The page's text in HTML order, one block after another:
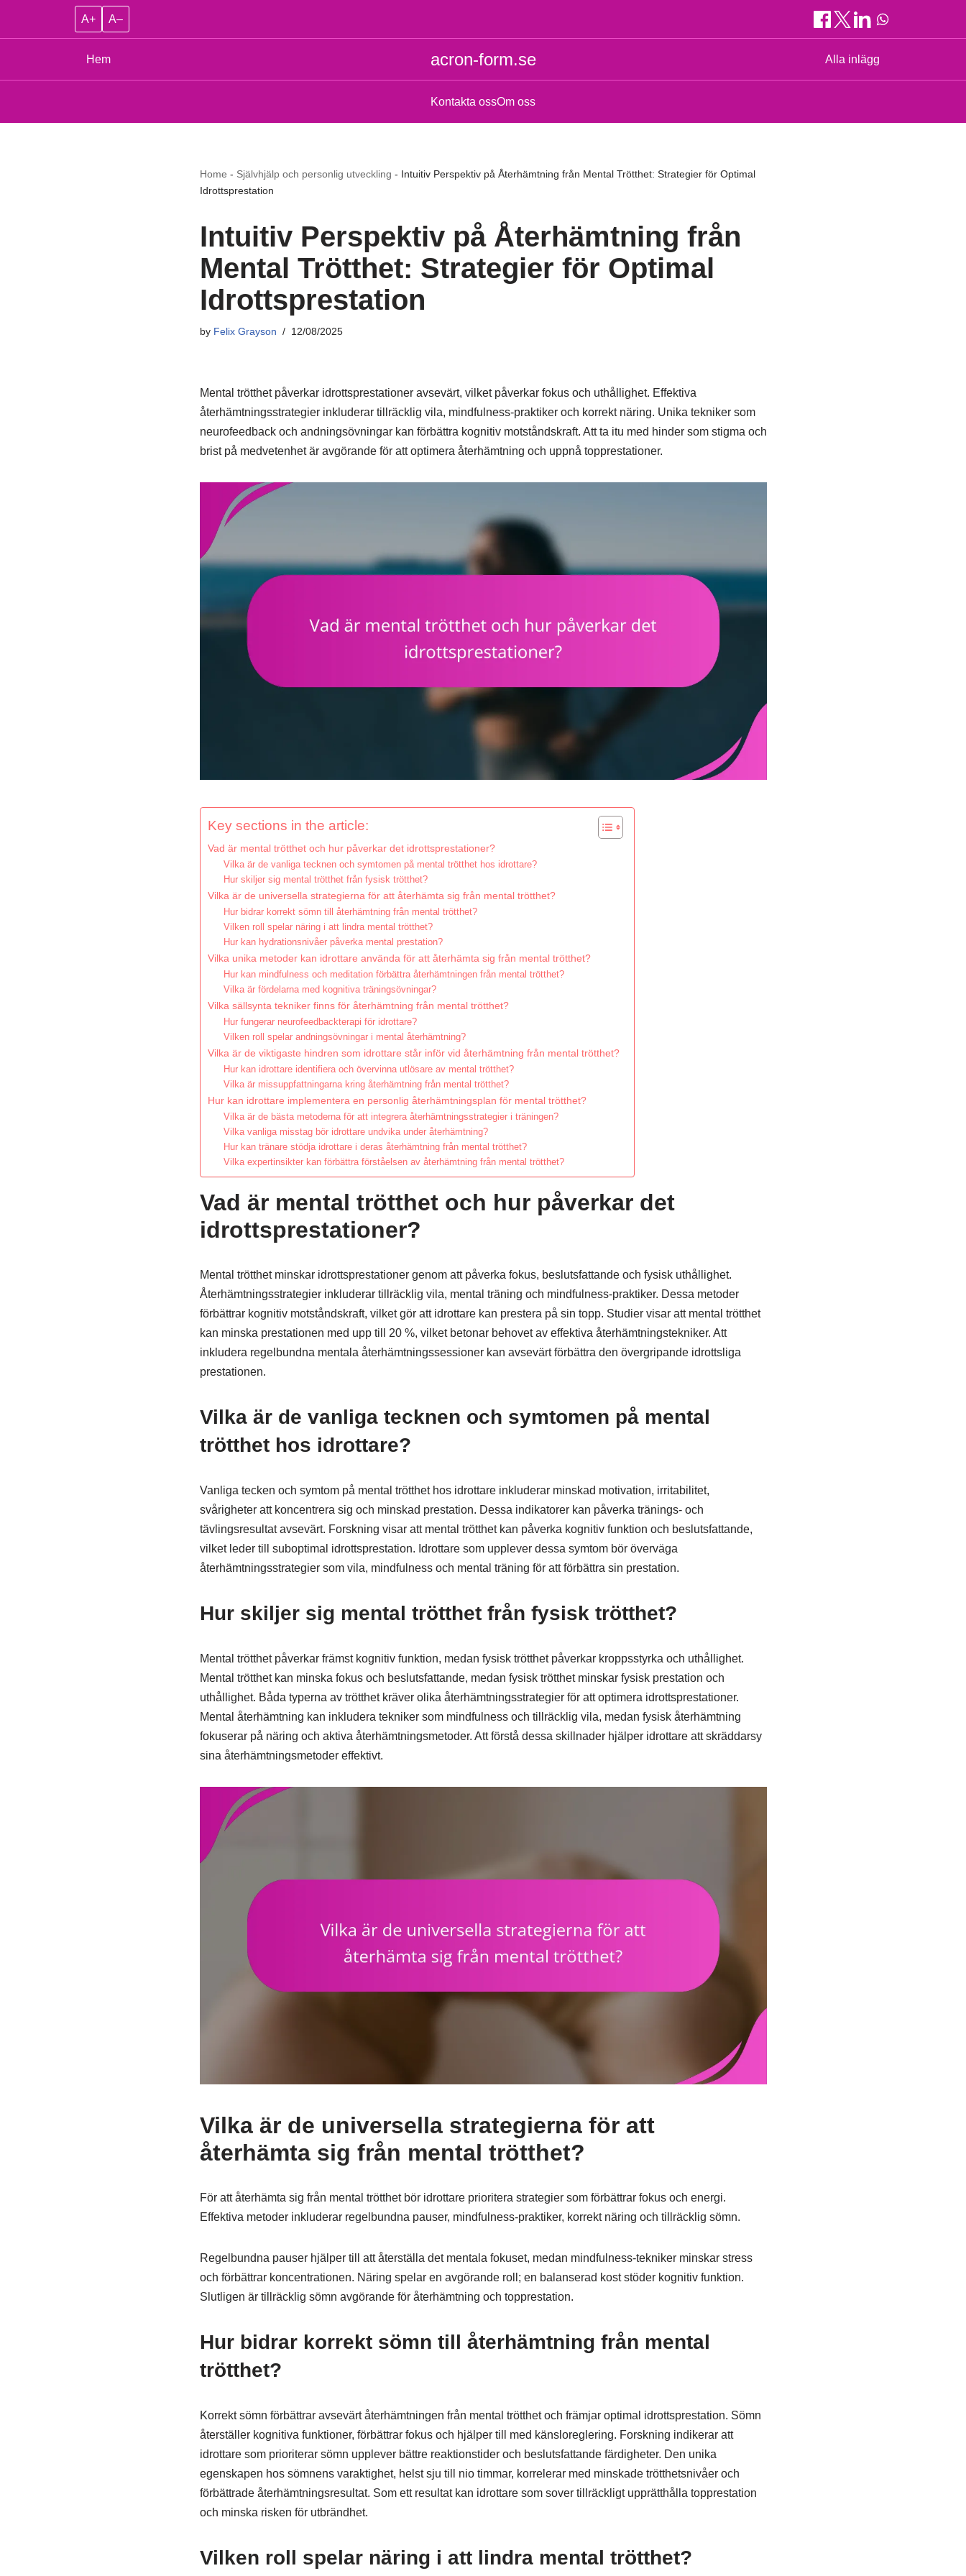
A+ A–
Hem acron-form.se Alla inlägg
Kontakta ossOm oss
Home - Självhjälp och personlig utveckling - Intuitiv Perspektiv på Återhämtning från Mental Trötthet: Strategier för Optimal
Idrottsprestation
Intuitiv Perspektiv på Återhämtning från
Mental Trötthet: Strategier för Optimal
Idrottsprestation
by Felix Grayson 12/08/2025
Mental trötthet påverkar idrottsprestationer avsevärt, vilket påverkar fokus och uthållighet. Effektiva
återhämtningsstrategier inkluderar tillräcklig vila, mindfulness-praktiker och korrekt näring. Unika tekniker som
neurofeedback och andningsövningar kan förbättra kognitiv motståndskraft. Att ta itu med hinder som stigma och
brist på medvetenhet är avgörande för att optimera återhämtning och uppnå topprestationer.
Key sections in the article:
Vad är mental trötthet och hur påverkar det idrottsprestationer?
Vilka är de vanliga tecknen och symtomen på mental trötthet hos idrottare?
Hur skiljer sig mental trötthet från fysisk trötthet?
Vilka är de universella strategierna för att återhämta sig från mental trötthet?
Hur bidrar korrekt sömn till återhämtning från mental trötthet?
Vilken roll spelar näring i att lindra mental trötthet?
Hur kan hydrationsnivåer påverka mental prestation?
Vilka unika metoder kan idrottare använda för att återhämta sig från mental trötthet?
Hur kan mindfulness och meditation förbättra återhämtningen från mental trötthet?
Vilka är fördelarna med kognitiva träningsövningar?
Vilka sällsynta tekniker finns för återhämtning från mental trötthet?
Hur fungerar neurofeedbackterapi för idrottare?
Vilken roll spelar andningsövningar i mental återhämtning?
Vilka är de viktigaste hindren som idrottare står inför vid återhämtning från mental trötthet?
Hur kan idrottare identifiera och övervinna utlösare av mental trötthet?
Vilka är missuppfattningarna kring återhämtning från mental trötthet?
Hur kan idrottare implementera en personlig återhämtningsplan för mental trötthet?
Vilka är de bästa metoderna för att integrera återhämtningsstrategier i träningen?
Vilka vanliga misstag bör idrottare undvika under återhämtning?
Hur kan tränare stödja idrottare i deras återhämtning från mental trötthet?
Vilka expertinsikter kan förbättra förståelsen av återhämtning från mental trötthet?
Vad är mental trötthet och hur påverkar det
idrottsprestationer?
Mental trötthet minskar idrottsprestationer genom att påverka fokus, beslutsfattande och fysisk uthållighet.
Återhämtningsstrategier inkluderar tillräcklig vila, mental träning och mindfulness-praktiker. Dessa metoder
förbättrar kognitiv motståndskraft, vilket gör att idrottare kan prestera på sin topp. Studier visar att mental trötthet
kan minska prestationen med upp till 20 %, vilket betonar behovet av effektiva återhämtningstekniker. Att
inkludera regelbundna mentala återhämtningssessioner kan avsevärt förbättra den övergripande idrottsliga
prestationen.
Vilka är de vanliga tecknen och symtomen på mental
trötthet hos idrottare?
Vanliga tecken och symtom på mental trötthet hos idrottare inkluderar minskad motivation, irritabilitet,
svårigheter att koncentrera sig och minskad prestation. Dessa indikatorer kan påverka tränings- och
tävlingsresultat avsevärt. Forskning visar att mental trötthet kan påverka kognitiv funktion och beslutsfattande,
vilket leder till suboptimal idrottsprestation. Idrottare som upplever dessa symtom bör överväga
återhämtningsstrategier som vila, mindfulness och mental träning för att förbättra sin prestation.
Hur skiljer sig mental trötthet från fysisk trötthet?
Mental trötthet påverkar främst kognitiv funktion, medan fysisk trötthet påverkar kroppsstyrka och uthållighet.
Mental trötthet kan minska fokus och beslutsfattande, medan fysisk trötthet minskar fysisk prestation och
uthållighet. Båda typerna av trötthet kräver olika återhämtningsstrategier för att optimera idrottsprestationer.
Mental återhämtning kan inkludera tekniker som mindfulness och tillräcklig vila, medan fysisk återhämtning
fokuserar på näring och aktiva återhämtningsmetoder. Att förstå dessa skillnader hjälper idrottare att skräddarsy
sina återhämtningsmetoder effektivt.
Vilka är de universella strategierna för att
återhämta sig från mental trötthet?
För att återhämta sig från mental trötthet bör idrottare prioritera strategier som förbättrar fokus och energi.
Effektiva metoder inkluderar regelbundna pauser, mindfulness-praktiker, korrekt näring och tillräcklig sömn.
Regelbundna pauser hjälper till att återställa det mentala fokuset, medan mindfulness-tekniker minskar stress
och förbättrar koncentrationen. Näring spelar en avgörande roll; en balanserad kost stöder kognitiv funktion.
Slutligen är tillräcklig sömn avgörande för återhämtning och topprestation.
Hur bidrar korrekt sömn till återhämtning från mental
trötthet?
Korrekt sömn förbättrar avsevärt återhämtningen från mental trötthet och främjar optimal idrottsprestation. Sömn
återställer kognitiva funktioner, förbättrar fokus och hjälper till med känsloreglering. Forskning indikerar att
idrottare som prioriterar sömn upplever bättre reaktionstider och beslutsfattande färdigheter. Den unika
egenskapen hos sömnens varaktighet, helst sju till nio timmar, korrelerar med minskade trötthetsnivåer och
förbättrade återhämtningsresultat. Som ett resultat kan idrottare som sover tillräckligt upprätthålla topprestation
och minska risken för utbrändhet.
Vilken roll spelar näring i att lindra mental trötthet?